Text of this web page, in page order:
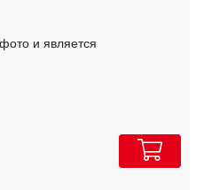
и является